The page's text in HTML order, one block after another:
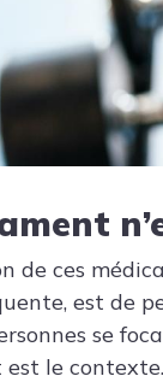
de ces
est de
se
est le contexte.